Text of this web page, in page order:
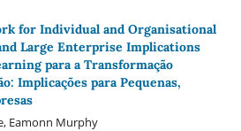
for Individual and Organisational
Large Enterprise Implications
para a Transformação
Implicações para Pequenas,
Eamonn Murphy